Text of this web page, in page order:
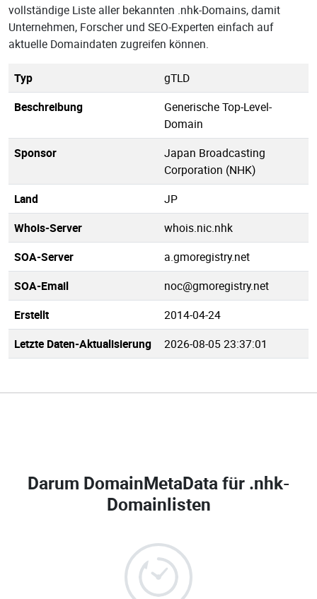
vollständige Liste aller bekannten .nhk-Domains, damit
Unternehmen, Forscher und SEO-Experten einfach auf
aktuelle Domaindaten zugreifen können.
Typ
gTLD
Beschreibung
Generische Top-Level-
Domain
Sponsor
Japan Broadcasting
Corporation (NHK)
Land
JP
Whois-Server
whois.nic.nhk
SOA-Server
a.gmoregistry.net
SOA-Email
noc@gmoregistry.net
Erstellt
2014-04-24
Letzte Daten-Aktualisierung
2026-08-05 23:37:01
Darum DomainMetaData für .nhk-
Domainlisten